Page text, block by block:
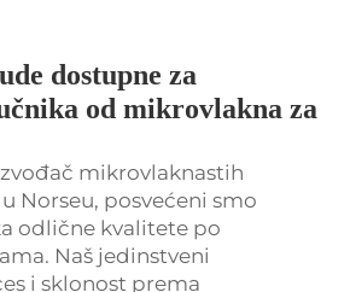
dostupne za
od mikrovlakna za
mikrovlaknastih
Norseu, posvećeni smo
odlične kvalitete po
Naš jedinstveni
i sklonost prema